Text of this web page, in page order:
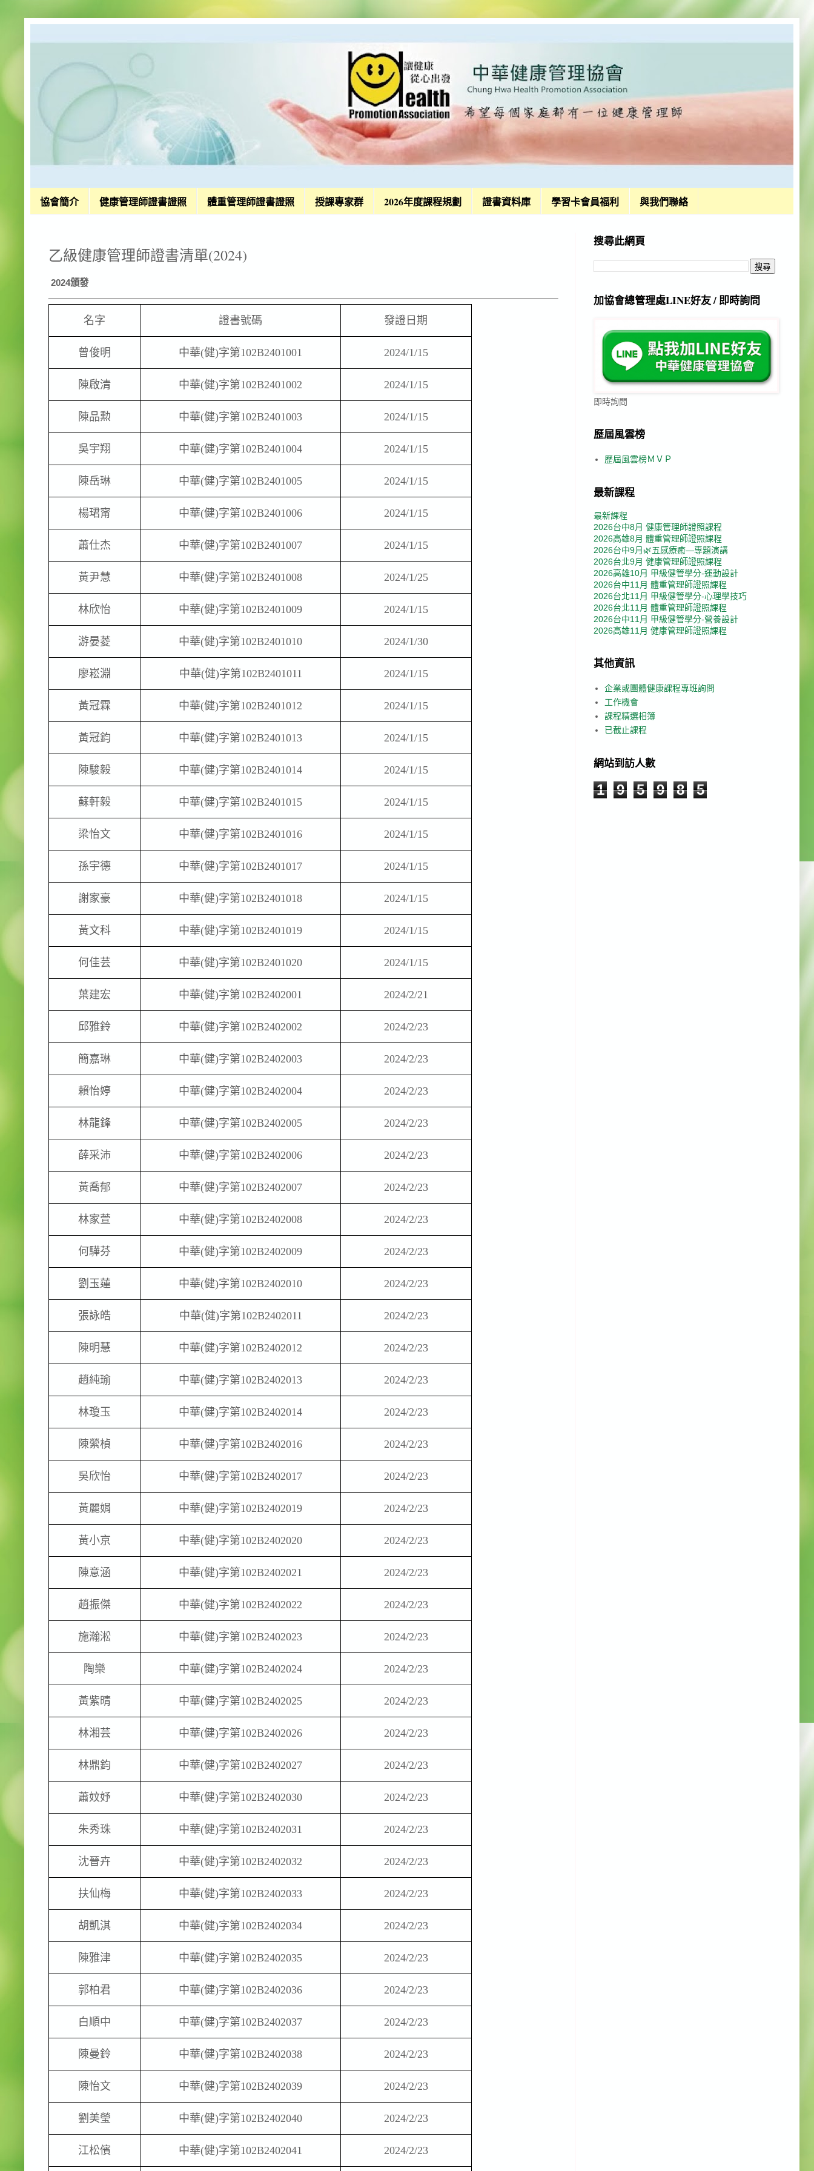
協會簡介 健康管理師證書證照 體重管理師證書證照 授課專家群 2026年度課程規劃 證書資料庫 學習卡會員福利 與我們聯絡
乙級健康管理師證書清單(2024)
2024頒發
名字 證書號碼 發證日期
曾俊明 中華(健)字第102B2401001 2024/1/15
陳啟清 中華(健)字第102B2401002 2024/1/15
陳品勲 中華(健)字第102B2401003 2024/1/15
吳宇翔 中華(健)字第102B2401004 2024/1/15
陳岳琳 中華(健)字第102B2401005 2024/1/15
楊珺甯 中華(健)字第102B2401006 2024/1/15
蕭仕杰 中華(健)字第102B2401007 2024/1/15
黃尹慧 中華(健)字第102B2401008 2024/1/25
林欣怡 中華(健)字第102B2401009 2024/1/15
游晏菱 中華(健)字第102B2401010 2024/1/30
廖崧淵 中華(健)字第102B2401011 2024/1/15
黃冠霖 中華(健)字第102B2401012 2024/1/15
黃冠鈞 中華(健)字第102B2401013 2024/1/15
陳駿毅 中華(健)字第102B2401014 2024/1/15
蘇軒毅 中華(健)字第102B2401015 2024/1/15
梁怡文 中華(健)字第102B2401016 2024/1/15
孫宇德 中華(健)字第102B2401017 2024/1/15
謝家豪 中華(健)字第102B2401018 2024/1/15
黃文科 中華(健)字第102B2401019 2024/1/15
何佳芸 中華(健)字第102B2401020 2024/1/15
葉建宏 中華(健)字第102B2402001 2024/2/21
邱雅鈴 中華(健)字第102B2402002 2024/2/23
簡嘉琳 中華(健)字第102B2402003 2024/2/23
賴怡婷 中華(健)字第102B2402004 2024/2/23
林龍鋒 中華(健)字第102B2402005 2024/2/23
薛采沛 中華(健)字第102B2402006 2024/2/23
黃喬郁 中華(健)字第102B2402007 2024/2/23
林家萱 中華(健)字第102B2402008 2024/2/23
何驊芬 中華(健)字第102B2402009 2024/2/23
劉玉蓮 中華(健)字第102B2402010 2024/2/23
張詠皓 中華(健)字第102B2402011 2024/2/23
陳明慧 中華(健)字第102B2402012 2024/2/23
趙純瑜 中華(健)字第102B2402013 2024/2/23
林瓊玉 中華(健)字第102B2402014 2024/2/23
陳縈楨 中華(健)字第102B2402016 2024/2/23
吳欣怡 中華(健)字第102B2402017 2024/2/23
黃麗娟 中華(健)字第102B2402019 2024/2/23
黃小京 中華(健)字第102B2402020 2024/2/23
陳意涵 中華(健)字第102B2402021 2024/2/23
趙振傑 中華(健)字第102B2402022 2024/2/23
施瀚淞 中華(健)字第102B2402023 2024/2/23
陶樂 中華(健)字第102B2402024 2024/2/23
黃紫晴 中華(健)字第102B2402025 2024/2/23
林湘芸 中華(健)字第102B2402026 2024/2/23
林鼎鈞 中華(健)字第102B2402027 2024/2/23
蕭妏妤 中華(健)字第102B2402030 2024/2/23
朱秀珠 中華(健)字第102B2402031 2024/2/23
沈晉卉 中華(健)字第102B2402032 2024/2/23
扶仙梅 中華(健)字第102B2402033 2024/2/23
胡凱淇 中華(健)字第102B2402034 2024/2/23
陳雅津 中華(健)字第102B2402035 2024/2/23
郭柏君 中華(健)字第102B2402036 2024/2/23
白順中 中華(健)字第102B2402037 2024/2/23
陳曼鈴 中華(健)字第102B2402038 2024/2/23
陳怡文 中華(健)字第102B2402039 2024/2/23
劉美瑩 中華(健)字第102B2402040 2024/2/23
江松儐 中華(健)字第102B2402041 2024/2/23
搜尋此網頁
加協會總管理處LINE好友 / 即時詢問
即時詢問
歷屆風雲榜
歷屆風雲榜ＭＶＰ
最新課程
最新課程
2026台中8月 健康管理師證照課程
2026高雄8月 體重管理師證照課程
2026台中9月🌿五感療癒—專題演講
2026台北9月 健康管理師證照課程
2026高雄10月 甲級健管學分-運動設計
2026台中11月 體重管理師證照課程
2026台北11月 甲級健管學分-心理學技巧
2026台北11月 體重管理師證照課程
2026台中11月 甲級健管學分-營養設計
2026高雄11月 健康管理師證照課程
其他資訊
企業或團體健康課程專班詢問
工作機會
課程精選相簿
已截止課程
網站到訪人數
1 9 5 9 8 5